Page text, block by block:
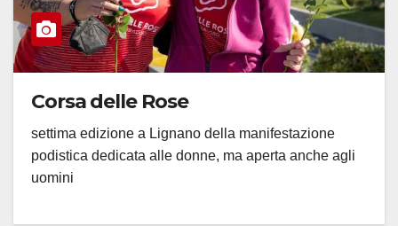
Corsa delle Rose
settima edizione a Lignano della manifestazione
podistica dedicata alle donne, ma aperta anche agli
uomini